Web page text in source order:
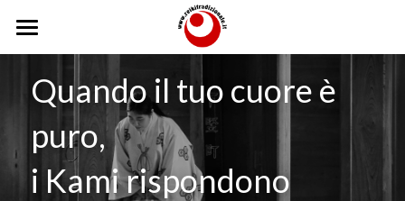
Home
Reiki
Reiki
Storia
Scuola
Scuola
Lignaggio
Quando il tuo cuore è
puro,
i Kami rispondono